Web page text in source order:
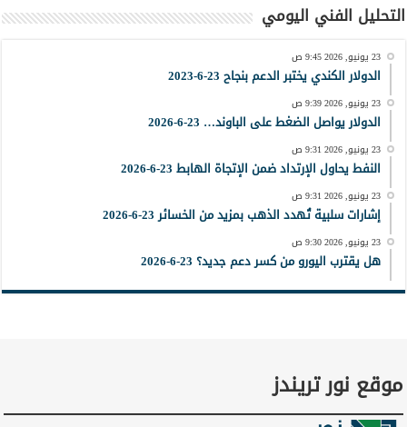
التحليل الفني اليومي
23 يونيو, 2026 9:45 ص
الدولار الكندي يختبر الدعم بنجاح 23-6-2023
23 يونيو, 2026 9:39 ص
الدولار يواصل الضغط على الباوند… 23-6-2026
23 يونيو, 2026 9:31 ص
النفط يحاول الإرتداد ضمن الإتجاة الهابط 23-6-2026
23 يونيو, 2026 9:31 ص
إشارات سلبية تُهدد الذهب بمزيد من الخسائر 23-6-2026
23 يونيو, 2026 9:30 ص
هل يقترب اليورو من كسر دعم جديد؟ 23-6-2026
موقع نور تريندز